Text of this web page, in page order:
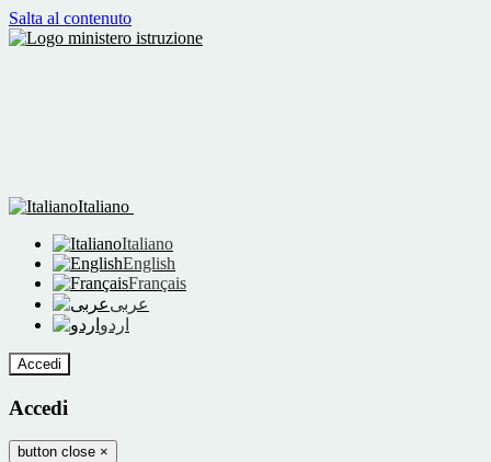
Salta al contenuto
Italiano
Italiano
English
Français
عربى
اردو
Accedi
Accedi
button close ×